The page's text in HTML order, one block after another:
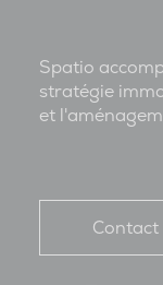
Spatio
stratégie
et
Contact